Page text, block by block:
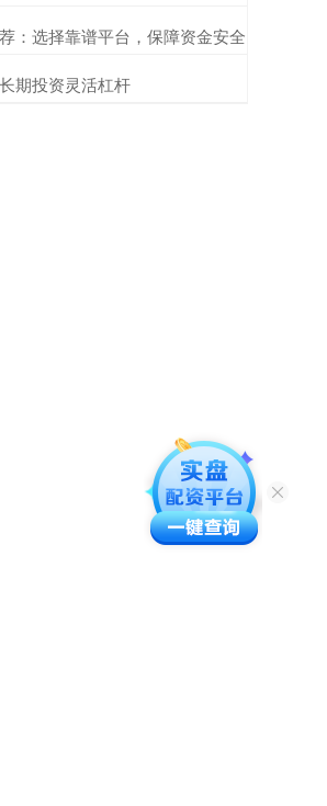
：选择靠谱平台，保障资金安全
期投资灵活杠杆